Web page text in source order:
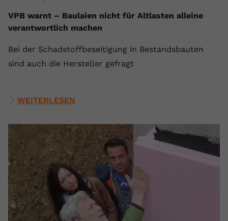
VPB warnt – Baulaien nicht für Altlasten alleine
verantwortlich machen
Bei der Schadstoffbeseitigung in Bestandsbauten
sind auch die Hersteller gefragt
WEITERLESEN